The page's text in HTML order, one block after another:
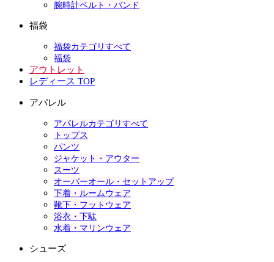
腕時計ベルト・バンド
福袋
福袋カテゴリすべて
福袋
アウトレット
レディース TOP
アパレル
アパレルカテゴリすべて
トップス
パンツ
ジャケット・アウター
スーツ
オーバーオール・セットアップ
下着・ルームウェア
靴下・フットウェア
浴衣・下駄
水着・マリンウェア
シューズ